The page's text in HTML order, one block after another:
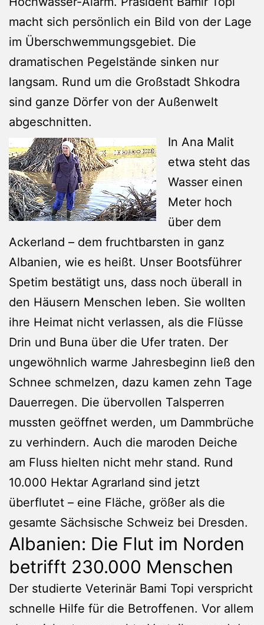
macht sich persönlich ein Bild von der Lage
im Überschwemmungsgebiet. Die
dramatischen Pegelstände sinken nur
langsam. Rund um die Großstadt Shkodra
sind ganze Dörfer von der Außenwelt
abgeschnitten.
In Ana Malit
etwa steht das
Wasser einen
Meter hoch
über dem
Ackerland – dem fruchtbarsten in ganz
Albanien, wie es heißt. Unser Bootsführer
Spetim bestätigt uns, dass noch überall in
den Häusern Menschen leben. Sie wollten
ihre Heimat nicht verlassen, als die Flüsse
Drin und Buna über die Ufer traten. Der
ungewöhnlich warme Jahresbeginn ließ den
Schnee schmelzen, dazu kamen zehn Tage
Dauerregen. Die übervollen Talsperren
mussten geöffnet werden, um Dammbrüche
zu verhindern. Auch die maroden Deiche
am Fluss hielten nicht mehr stand. Rund
10.000 Hektar Agrarland sind jetzt
überflutet – eine Fläche, größer als die
gesamte Sächsische Schweiz bei Dresden.
Albanien: Die Flut im Norden
betrifft 230.000 Menschen
Der studierte Veterinär Bami Topi verspricht
schnelle Hilfe für die Betroffenen. Vor allem